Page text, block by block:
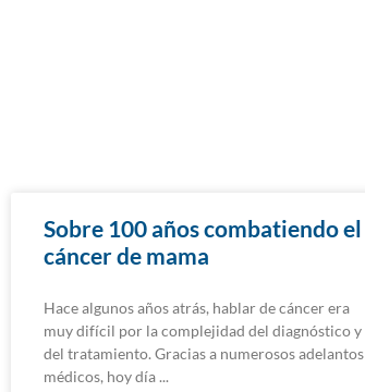
Sobre 100 años combatiendo el
cáncer de mama
Hace algunos años atrás, hablar de cáncer era
muy difícil por la complejidad del diagnóstico y
del tratamiento. Gracias a numerosos adelantos
médicos, hoy día